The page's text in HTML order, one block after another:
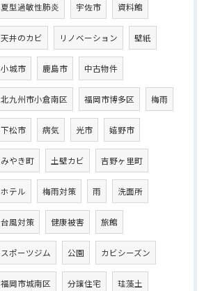
夏型過敏性肺炎 宇佐市 資料館
天井のカビ リノベーション 壁紙
小城市 鹿島市 中古物件
北九州市小倉南区 福岡市博多区 梅雨
下松市 病気 光市 嬉野市
みやき町 土壁カビ 吉野ヶ里町
ホテル 梅雨対策 雨 洗面所
台風対策 健康被害 旅館
スポーツジム 公園 カビシーズン
福岡市城南区 分譲住宅 珪藻土